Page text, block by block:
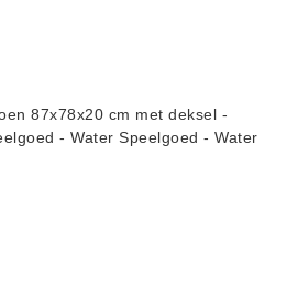
87x78x20 cm met deksel -
- Water Speelgoed - Water